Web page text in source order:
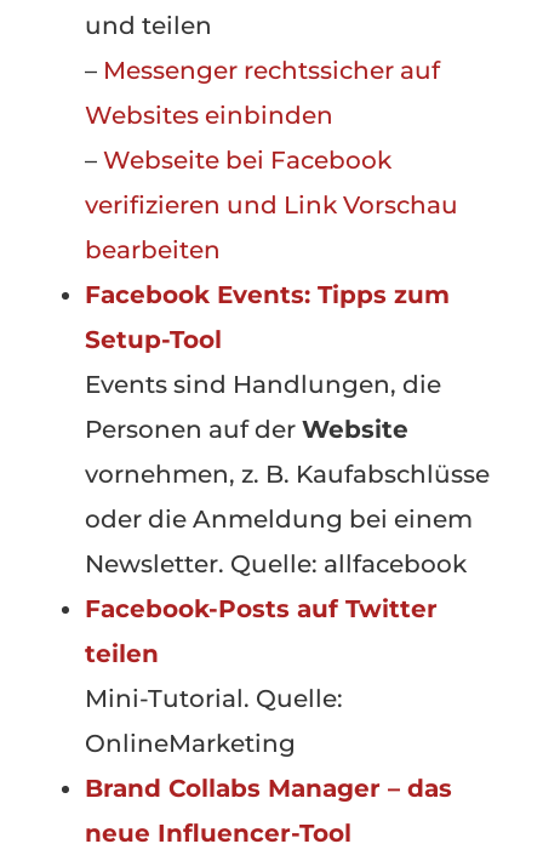
und teilen
– Messenger rechtssicher auf
Websites einbinden
– Webseite bei Facebook
verifizieren und Link Vorschau
bearbeiten
Facebook Events: Tipps zum
Setup-Tool
Events sind Handlungen, die
Personen auf der Website
vornehmen, z. B. Kaufabschlüsse
oder die Anmeldung bei einem
Newsletter. Quelle: allfacebook
Facebook-Posts auf Twitter
teilen
Mini-Tutorial. Quelle:
OnlineMarketing
Brand Collabs Manager – das
neue Influencer-Tool